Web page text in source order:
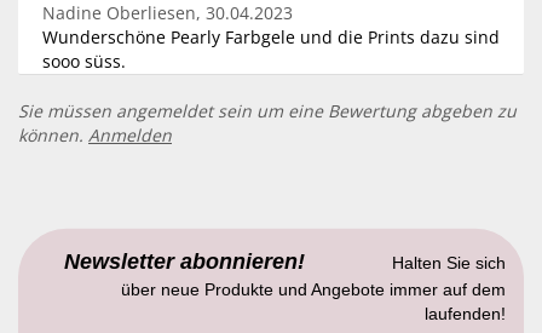
Nadine Oberliesen, 30.04.2023
Wunderschöne Pearly Farbgele und die Prints dazu sind
sooo süss.
Sie müssen angemeldet sein um eine Bewertung abgeben zu
können. Anmelden
Newsletter abonnieren!
Halten Sie sich
über neue Produkte und Angebote immer auf dem
laufenden!